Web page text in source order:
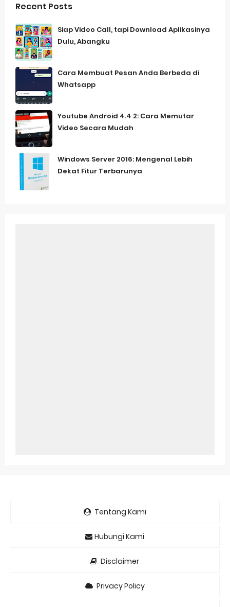
Recent Posts
Siap Video Call, tapi Download Aplikasinya
Dulu, Abangku
Cara Membuat Pesan Anda Berbeda di
Whatsapp
Youtube Android 4.4 2: Cara Memutar
Video Secara Mudah
Windows Server 2016: Mengenal Lebih
Dekat Fitur Terbarunya
Tentang Kami
Hubungi Kami
Disclaimer
Privacy Policy